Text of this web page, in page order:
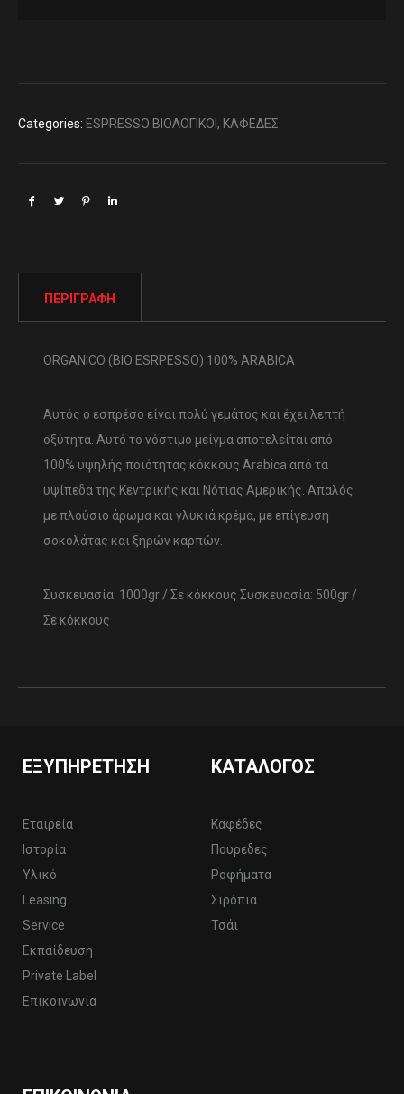
Categories: ESPRESSO ΒΙΟΛΟΓΙΚΟΙ , ΚΑΦΕΔΕΣ
ΠΕΡΙΓΡΑΦΉ
ORGANICO (BIO ESRPESSO) 100% ARABICA
Αυτός ο εσπρέσο είναι πολύ γεμάτος και έχει λεπτή
οξύτητα. Αυτό το νόστιμο μείγμα αποτελείται από
100% υψηλής ποιότητας κόκκους Arabica από τα
υψίπεδα της Κεντρικής και Νότιας Αμερικής. Απαλός
με πλούσιο άρωμα και γλυκιά κρέμα, με επίγευση
σοκολάτας και ξηρών καρπών.
Συσκευασία: 1000gr / Σε κόκκους Συσκευασία: 500gr /
Σε κόκκους
ΕΞΥΠΗΡΈΤΗΣΗ
Εταιρεία
Ιστορία
Υλικό
Leasing
Service
Εκπαίδευση
Private Label
Επικοινωνία
ΚΑΤΆΛΟΓΟΣ
Καφέδες
Πουρεδες
Ροφήματα
Σιρόπια
Τσάι